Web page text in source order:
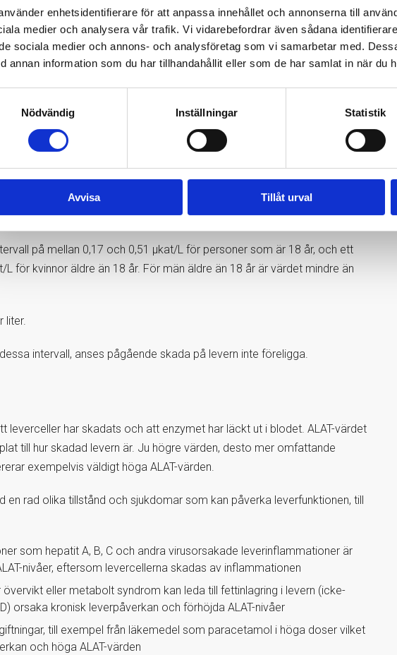
enhetsidentifierare för att anpassa innehållet och annonserna till
medier och analysera vår trafik. Vi vidarebefordrar även sådana
sociala medier och annons- och analysföretag som vi samarbetar med.
annan information som du har tillhandahållit eller som de har samlat in när du
Nödvändig
Inställningar Statistik
Avvisa Tillåt urval
ALAT används S-ALAT för att mäta nivåerna av ALAT i blodet och är en
Nivåerna av ALAT i serum är i stort sett identiska med de i plasma,
beror ofta på laboratoriets rutiner och provhantering.
för ALAT?
beroende på ålder, kön och laboratoriets referensintervall.
18 år eller äldre är mindre än 0,76 µkat/L, och för män 18 år eller äldre
sig något från detta och är ett värde på mellan 0,15 och 0,75 µkat/L för
till 1,1 µkat/L för män 18 år eller äldre.
på mellan 0,17 och 0,51 µkat/L för personer som är 18 år, och ett
L för kvinnor äldre än 18 år. För män äldre än 18 år är värdet mindre än
liter.
intervall, anses pågående skada på levern inte föreligga.
leverceller har skadats och att enzymet har läckt ut i blodet. ALAT-värdet
till hur skadad levern är. Ju högre värden, desto mer omfattande
exempelvis väldigt höga ALAT-värden.
en rad olika tillstånd och sjukdomar som kan påverka leverfunktionen, till
som hepatit A, B, C och andra virusorsakade leverinflammationer är
nivåer, eftersom levercellerna skadas av inflammationen
eller metabolt syndrom kan leda till fettinlagring i levern (icke-
orsaka kronisk leverpåverkan och förhöjda ALAT-nivåer
till exempel från läkemedel som paracetamol i höga doser vilket
och höga ALAT-värden